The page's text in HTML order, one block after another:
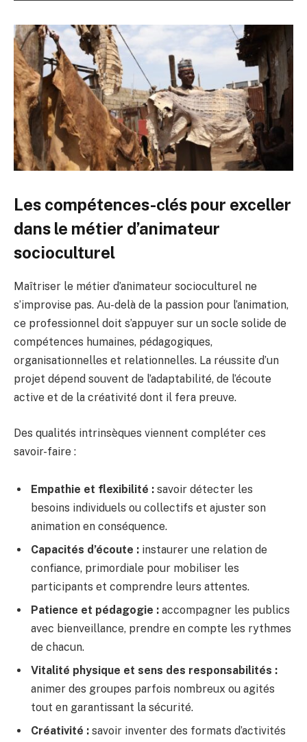
Les compétences-clés pour exceller
dans le métier d’animateur
socioculturel
Maîtriser le métier d’animateur socioculturel ne
s’improvise pas. Au-delà de la passion pour l’animation,
ce professionnel doit s’appuyer sur un socle solide de
compétences humaines, pédagogiques,
organisationnelles et relationnelles. La réussite d’un
projet dépend souvent de l’adaptabilité, de l’écoute
active et de la créativité dont il fera preuve.
Des qualités intrinsèques viennent compléter ces
savoir-faire :
Empathie et flexibilité : savoir détecter les
besoins individuels ou collectifs et ajuster son
animation en conséquence.
Capacités d’écoute : instaurer une relation de
confiance, primordiale pour mobiliser les
participants et comprendre leurs attentes.
Patience et pédagogie : accompagner les publics
avec bienveillance, prendre en compte les rythmes
de chacun.
Vitalité physique et sens des responsabilités :
animer des groupes parfois nombreux ou agités
tout en garantissant la sécurité.
Créativité : savoir inventer des formats d’activités